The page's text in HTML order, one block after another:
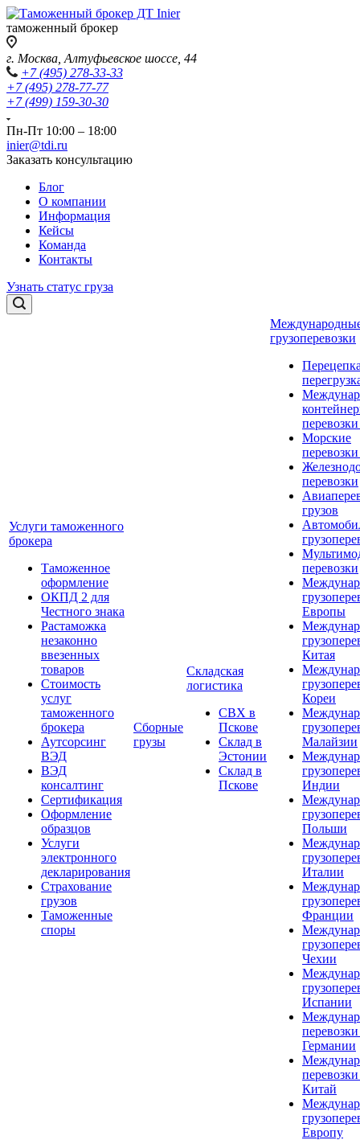
таможенный брокер
г. Москва, Алтуфьевское шоссе, 44
+7 (495) 278-33-33
+7 (495) 278-77-77
+7 (499) 159-30-30
Пн-Пт 10:00 – 18:00
inier@tdi.ru
Заказать консультацию
Блог
О компании
Информация
Кейсы
Команда
Контакты
Узнать статус груза
Услуги таможенного
брокера
Таможенное
оформление
ОКПД 2 для
Честного знака
Растаможка
незаконно
ввезенных
товаров
Стоимость
услуг
таможенного
брокера
Аутсорсинг
ВЭД
ВЭД
консалтинг
Сертификация
Оформление
образцов
Услуги
электронного
декларирования
Страхование
грузов
Таможенные
споры
Сборные
грузы
Складская
логистика
СВХ в
Пскове
Склад в
Эстонии
Склад в
Пскове
грузоперевозки
Морские
перевозки
грузов
перевозки
Европы
Китая
Кореи
Малайзии
Индии
Польши
Италии
Франции
Чехии
Испании
Германии
Китай
Европу